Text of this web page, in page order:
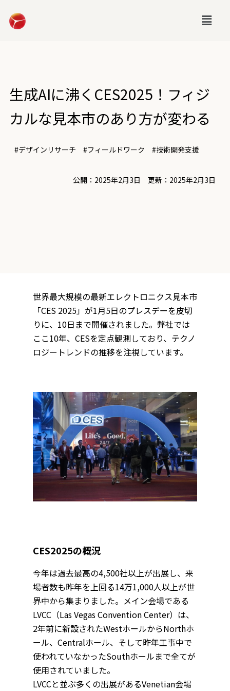
生成AIに沸くCES2025！フィジ
カルな見本市のあり方が変わる
#デザインリサーチ #フィールドワーク #技術開発支援
公開：2025年2月3日 更新：2025年2月3日
世界最大規模の最新エレクトロニクス見本市
「CES 2025」が1月5日のプレスデーを皮切
りに、10日まで開催されました。弊社では
ここ10年、CESを定点観測しており、テクノ
ロジートレンドの推移を注視しています。
CES2025の概況
今年は過去最高の4,500社以上が出展し、来
場者数も昨年を上回る14万1,000人以上が世
界中から集まりました。メイン会場である
LVCC（Las Vegas Convention Center）は、
2年前に新設されたWestホールからNorthホ
ール、Centralホール、そして昨年工事中で
使われていなかったSouthホールまで全てが
使用されていました。
LVCCと並ぶ多くの出展があるVenetian会場